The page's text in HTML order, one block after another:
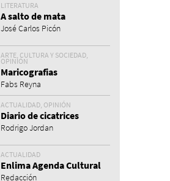
LITERATURA
A salto de mata
José Carlos Picón
ARTE, CULTURA Y SOCIEDAD,
OPINIÓN
Maricografias
Fabs Reyna
ACTUALIDAD, OPINIÓN
Diario de cicatrices
Rodrigo Jordan
ACTUALIDAD
Enlima Agenda Cultural
Redacción